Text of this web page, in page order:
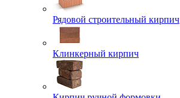
Рядовой строительный кирпич
Клинкерный кирпич